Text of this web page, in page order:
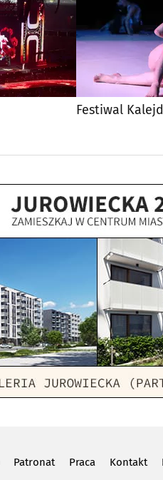
Festiwal
Patronat Praca Kontakt